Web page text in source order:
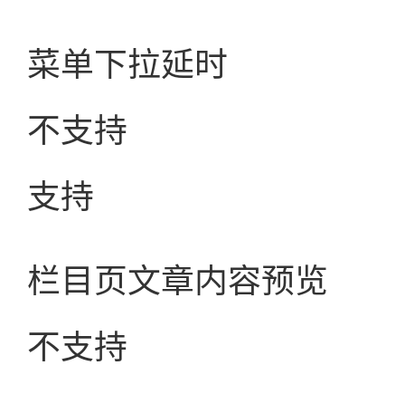
菜单下拉延时
不支持
支持
栏目页文章内容预览
不支持